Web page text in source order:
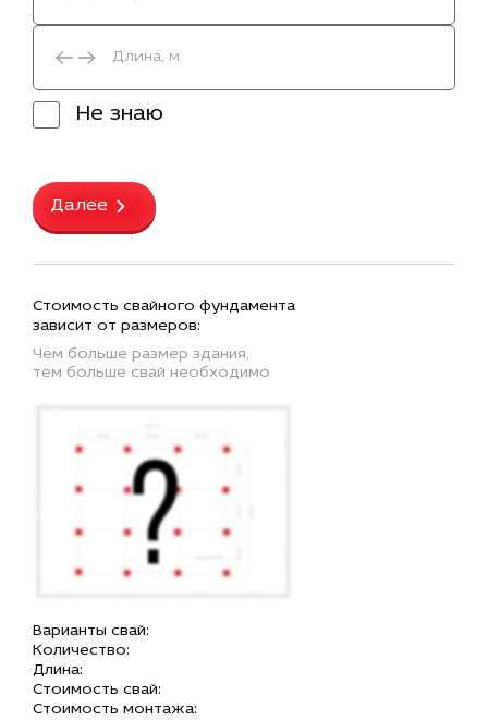
Не знаю
Далее
Стоимость свайного фундамента
зависит от размеров:
Чем больше размер здания,
тем больше свай необходимо
Варианты свай:
Количество:
Длина:
Стоимость свай:
Стоимость монтажа: